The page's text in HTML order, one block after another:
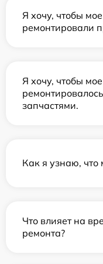
Я хочу, чтобы
ремонтировали
Я хочу, чтобы
запчастями.
Как я узнаю, что
Что влияет на
ремонта?